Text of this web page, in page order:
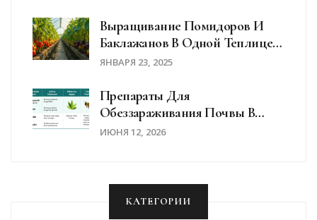
Выращивание Помидоров И
Баклажанов В Одной Теплице:
Секреты И Советы
ЯНВАРЯ 23, 2025
Препараты Для
Обеззараживания Почвы В
Саду: Полный Список И
ИЮНЯ 12, 2026
КАТЕГОРИИ